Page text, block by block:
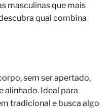
masculinas que mais
qual combina
sem ser apertado,
alinhado. Ideal para
tradicional e busca algo